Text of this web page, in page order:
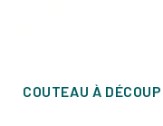
COUTEAU À